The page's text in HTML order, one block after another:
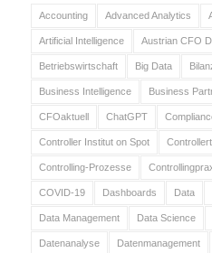
Accounting Advanced Analytics
Artificial Intelligence Austrian CFO
Betriebswirtschaft Big Data
Business Intelligence Business
CFOaktuell ChatGPT
Controller Institut on Spot
Controlling-Prozesse
COVID-19 Dashboards Data
Data Management Data Science
Datenanalyse Datenmanagement